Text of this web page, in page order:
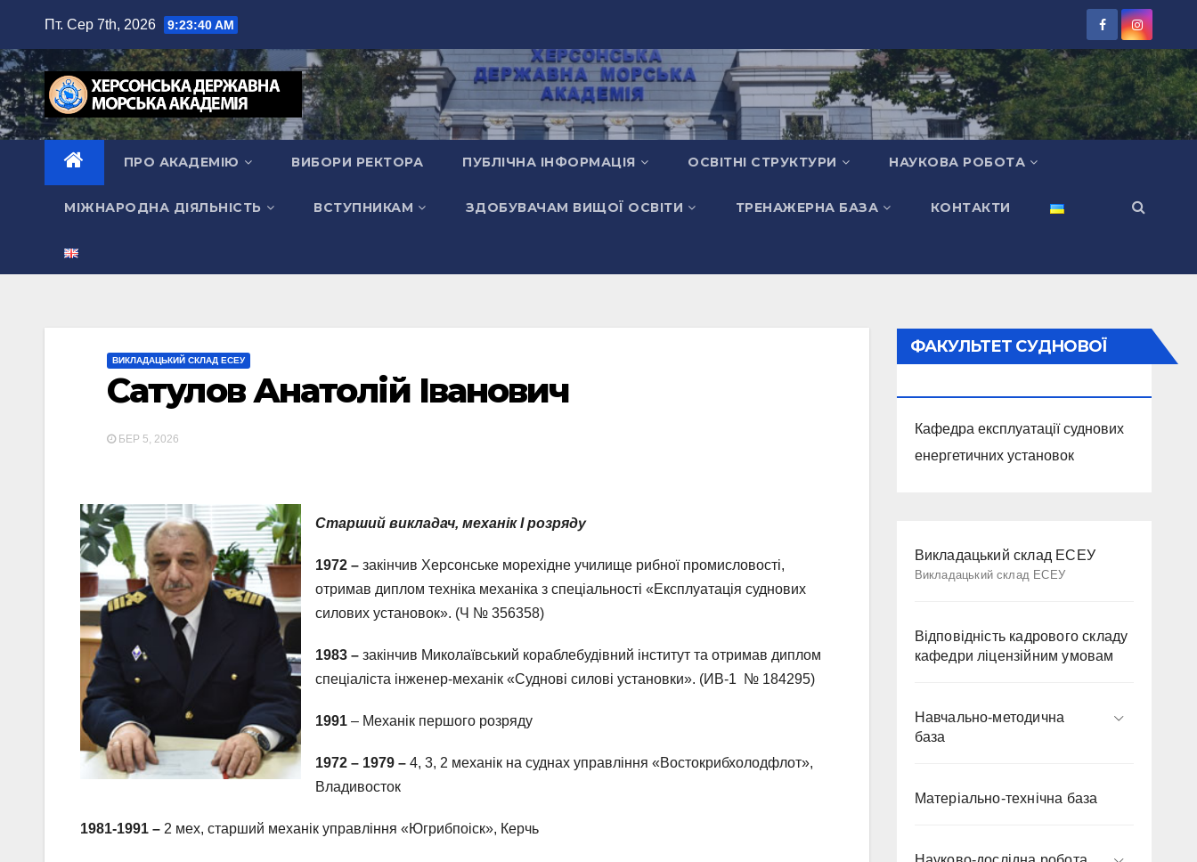
вмісту
Пт. Сер 7th, 2026 9:23:41 AM
ПРО АКАДЕМІЮ ВИБОРИ РЕКТОРА ПУБЛІЧНА ІНФОРМАЦІЯ ОСВІТНІ СТРУКТУРИ НАУКОВА РОБОТА
МІЖНАРОДНА ДІЯЛЬНІСТЬ ВСТУПНИКАМ ЗДОБУВАЧАМ ВИЩОЇ ОСВІТИ ТРЕНАЖЕРНА БАЗА КОНТАКТИ
ВИКЛАДАЦЬКИЙ СКЛАД ЕСЕУ
Сатулов Анатолій Іванович
БЕР 5, 2026
Старший викладач, механік І розряду
1972 – закінчив Херсонське морехідне училище рибної промисловості,
отримав диплом техніка механіка з спеціальності «Експлуатація суднових
силових установок». (Ч № 356358)
1983 – закінчив Миколаївський кораблебудівний інститут та отримав диплом
спеціаліста інженер-механік «Суднові силові установки». (ИВ-1 № 184295)
1991 – Механік першого розряду
1972 – 1979 – 4, 3, 2 механік на суднах управління «Востокрибхолодфлот»,
Владивосток
1981-1991 – 2 мех, старший механік управління «Югрибпоіск», Керчь
ФАКУЛЬТЕТ СУДНОВОЇ
Кафедра експлуатації суднових
енергетичних установок
Викладацький склад ЕСЕУ
Викладацький склад ЕСЕУ
Відповідність кадрового складу
кафедри ліцензійним умовам
Навчально-методична
база
Матеріально-технічна база